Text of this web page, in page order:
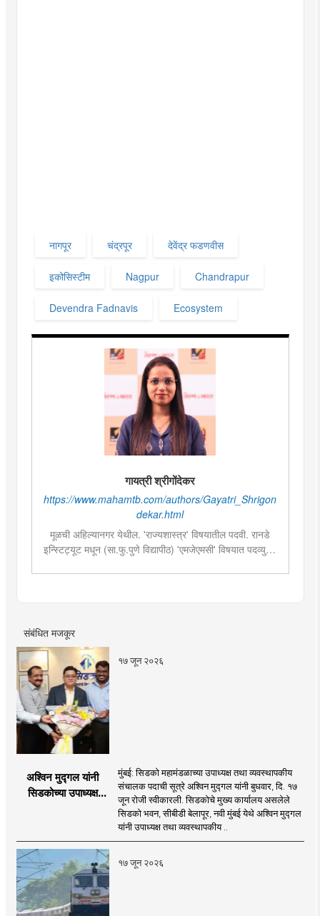
नागपूर चंद्रपूर देवेंद्र फडणवीस
इकोसिस्टीम Nagpur Chandrapur
Devendra Fadnavis Ecosystem
गायत्री श्रीगोंदेकर
https://www.mahamtb.com/authors/Gayatri_Shrigon
dekar.html
मूळची अहिल्यानगर येथील. 'राज्यशास्त्र' विषयातील पदवी. रानडे
इन्स्टिट्यूट मधून (सा.फु.पुणे विद्यापीठ) 'एमजेएमसी' विषयात पदव्युत्तर
पदावर रुजू. सद्यस्थितीत 'इन्फ्रास्ट्रक्चर आणि डेव्हलपमेंट' विशेष
संबंधित मजकूर
१७ जून २०२६
अश्विन मुद्गल यांनी
सिडकोच्या उपाध्यक्ष
करण्यास प्राधान्य देणार :
अश्विन मुद्गल
मुंबई: सिडको महामंडळाच्या उपाध्यक्ष तथा व्यवस्थापकीय
संचालक पदाची सूत्रे अश्विन मुद्गल यांनी बुधवार, दि. १७
जून रोजी स्वीकारली. सिडकोचे मुख्य कार्यालय असलेले
सिडको भवन, सीबीडी बेलापूर, नवी मुंबई येथे अश्विन मुद्गल
यांनी उपाध्यक्ष तथा व्यवस्थापकीय ..
१७ जून २०२६